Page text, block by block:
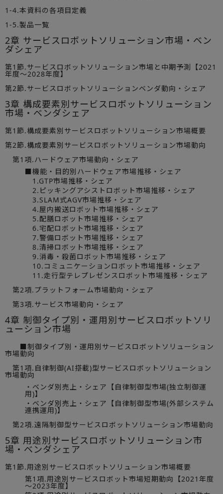
1-4.本資料の各項目定義
1-5.製品一覧
2章 サービスロボットソリューション市場・ベン
ダシェア
第1節.サービスロボットソリューション市場と中期予測【2021
年度～2028年度】
第2節.サービスロボットソリューションベンダ動向・シェア
3章 構成要素別サービスロボットソリューション
市場・ベンダシェア
第1節.構成要素別サービスロボットソリューション市場概要
第2節.構成要素別サービスロボットソリューション市場動向
第1項.ハードウェア市場動向・シェア
■機能・目的別ハードウェア市場推移・シェア
1.GTP市場推移・シェア
2.ピッキングアシストロボット市場推移・シェア
3.SLAM式AGV市場推移・シェア
4.屋内搬送ロボット市場推移・シェア
5.配膳ロボット市場推移・シェア
6.宅配ロボット市場推移・シェア
7.警備ロボット市場推移・シェア
8.清掃ロボット市場推移・シェア
9.消毒・殺菌ロボット市場推移・シェア
10.コミュニケーションロボット市場推移・シェア
11.走行型テレプレゼンスロボット市場推移・シェア
第2項.プラットフォーム市場動向・シェア
第3項.サービス市場動向・シェア
4章 制御タイプ別・運用別サービスロボットソリ
ューション市場
■制御タイプ別・運用別サービスロボットソリューション
市場動向
第1項.自律制御(AI搭載)型サービスロボットソリューション
市場動向
・ベンダ別売上・シェア【自律制御型市場(独立制御運
用)】
・ベンダ別売上・シェア【自律制御型市場(外部システム
連携運用)】
第2項.遠隔制御型サービスロボットソリューション市場動向
5章 用途別サービスロボットソリューション市
場・ベンダシェア
第1節.用途別サービスロボットソリューション市場概要
第1項.用途別サービスロボット市場短期動向【2021年度
～2023年度】